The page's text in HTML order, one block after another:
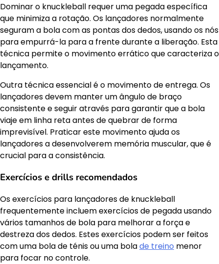
Dominar o knuckleball requer uma pegada específica
que minimiza a rotação. Os lançadores normalmente
seguram a bola com as pontas dos dedos, usando os nós
para empurrá-la para a frente durante a liberação. Esta
técnica permite o movimento errático que caracteriza o
lançamento.
Outra técnica essencial é o movimento de entrega. Os
lançadores devem manter um ângulo de braço
consistente e seguir através para garantir que a bola
viaje em linha reta antes de quebrar de forma
imprevisível. Praticar este movimento ajuda os
lançadores a desenvolverem memória muscular, que é
crucial para a consistência.
Exercícios e drills recomendados
Os exercícios para lançadores de knuckleball
frequentemente incluem exercícios de pegada usando
vários tamanhos de bola para melhorar a força e
destreza dos dedos. Estes exercícios podem ser feitos
com uma bola de ténis ou uma bolade treino menor
para focar no controle.